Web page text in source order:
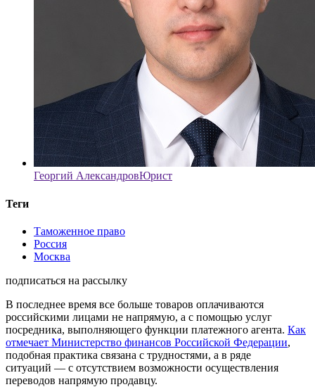
Георгий АлександровЮрист
Теги
Таможенное право
Россия
Москва
подписаться на рассылку
В последнее время все больше товаров оплачиваются
российскими лицами не напрямую, а с помощью услуг
посредника, выполняющего функции платежного агента. Как
отмечает Министерство финансов Российской Федерации,
подобная практика связана с трудностями, а в ряде
ситуаций — с отсутствием возможности осуществления
переводов напрямую продавцу.